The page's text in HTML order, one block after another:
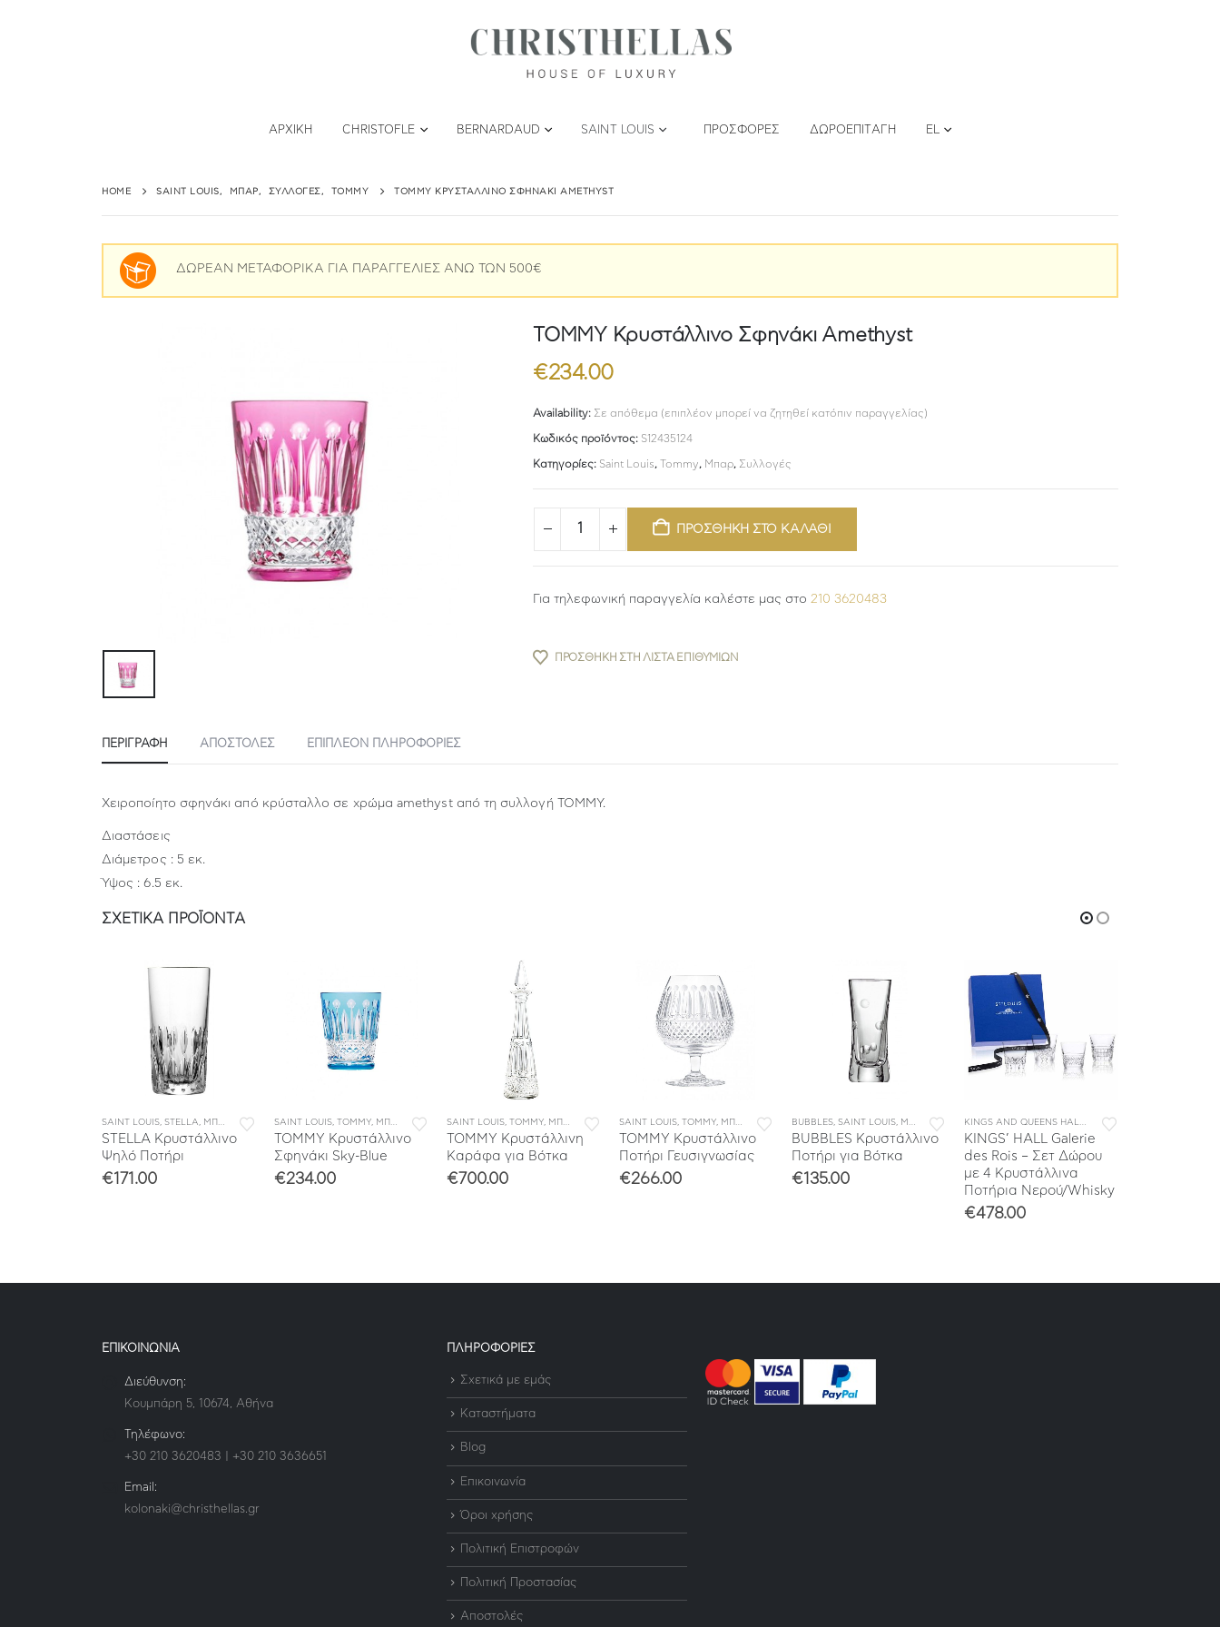
ΑΡΧΙΚΉ CHRISTOFLE BERNARDAUD SAINT LOUIS ΠΡΟΣΦΟΡΈΣ ΔΩΡΟΕΠΙΤΑΓΉ EL
HOME SAINT LOUIS, ΜΠΑΡ, ΣΥΛΛΟΓΈΣ, TOMMY TOMMY ΚΡΥΣΤΆΛΛΙΝΟ ΣΦΗΝΆΚΙ AMETHYST
ΔΩΡΕΑΝ ΜΕΤΑΦΟΡΙΚΑ ΓΙΑ ΠΑΡΑΓΓΕΛΙΕΣ ΑΝΩ ΤΩΝ 500€
TOMMY Κρυστάλλινο Σφηνάκι Amethyst
€234.00
Availability: Σε απόθεμα (επιπλέον μπορεί να ζητηθεί κατόπιν παραγγελίας)
Κωδικός προϊόντος: S12435124
Κατηγορίες: Saint Louis, Tommy, Μπαρ, Συλλογές
ΠΡΟΣΘΗΚΗ ΣΤΟ ΚΑΛΑΘΙ
Για τηλεφωνική παραγγελία καλέστε μας στο 210 3620483
ΠΡΟΣΘΉΚΗ ΣΤΗ ΛΊΣΤΑ ΕΠΙΘΥΜΙΏΝ
ΠΕΡΙΓΡΑΦΉ ΑΠΟΣΤΟΛΕΣ ΕΠΙΠΛΈΟΝ ΠΛΗΡΟΦΟΡΊΕΣ
Χειροποίητο σφηνάκι από κρύσταλλο σε χρώμα amethyst από τη συλλογή TOMMY.
Διαστάσεις
Διάμετρος : 5 εκ.
Ύψος : 6.5 εκ.
ΣΧΕΤΙΚΆ ΠΡΟΪΌΝΤΑ
ΣΥΛΛΟΓΕΣSAINT LOUIS STELLA ΜΠΑΡ ΣΥΛΛΟΓΕΣ
STELLA Κρυστάλλινο
Ψηλό Ποτήρι
€171.00
SAINT LOUIS TOMMY ΜΠΑΡ ΣΥΛΛΟΓΕΣ
TOMMY Κρυστάλλινο
Σφηνάκι Sky-Blue
€234.00
SAINT LOUIS TOMMY ΜΠΑΡ ΣΥΛΛΟΓΕΣ
TOMMY Κρυστάλλινη
Καράφα για Βότκα
€700.00
SAINT LOUIS TOMMY ΜΠΑΡ ΣΥΛΛΟΓΕΣ
TOMMY Κρυστάλλινο
Ποτήρι Γευσιγνωσίας
€266.00
BUBBLES SAINT LOUIS ΜΠΑΡ , ΣΥΛΛΟΓΕΣ
BUBBLES Κρυστάλλινο
Ποτήρι για Βότκα
€135.00
SAINT LOUIS
KINGS’ HALL Galerie
des Rois – Σετ Δώρου
με 4 Κρυστάλλινα
Ποτήρια Νερού/Whisky
€478.00
ΕΠΙΚΟΙΝΩΝΙΑ
Διεύθυνση:
Κουμπάρη 5, 10674, Αθήνα
Τηλέφωνο:
+30 210 3620483 | +30 210 3636651
Email:
kolonaki@christhellas.gr
ΠΛΗΡΟΦΟΡΙΕΣ
Σχετικά με εμάς
Καταστήματα
Blog
Επικοινωνία
Όροι χρήσης
Πολιτική Επιστροφών
Πολιτική Προστασίας
Αποστολές